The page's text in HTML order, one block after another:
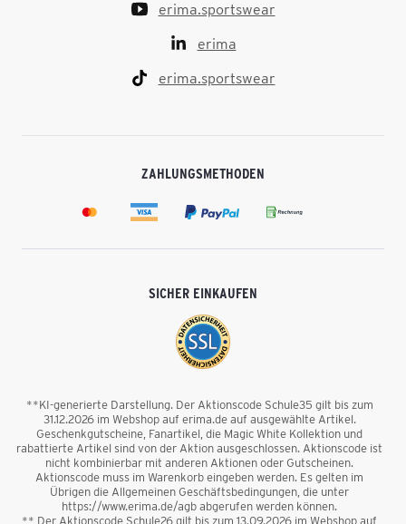
erima.sportswear
erima
erima.sportswear
ZAHLUNGSMETHODEN
SICHER EINKAUFEN
**KI-generierte Darstellung. Der Aktionscode Schule35 gilt bis zum
31.12.2026 im Webshop auf erima.de auf ausgewählte Artikel.
Geschenkgutscheine, Fanartikel, die Magic White Kollektion und
rabattierte Artikel sind von der Aktion ausgeschlossen. Aktionscode ist
nicht kombinierbar mit anderen Aktionen oder Gutscheinen.
Aktionscode muss im Warenkorb eingeben werden. Es gelten im
Übrigen die Allgemeinen Geschäftsbedingungen, die unter
https://www.erima.de/agb abgerufen werden können.
** Der Aktionscode Schule26 gilt bis zum 13.09.2026 im Webshop auf